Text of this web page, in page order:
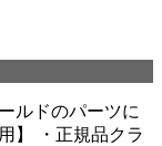
ルドのパーツに
】 ・正規品クラ